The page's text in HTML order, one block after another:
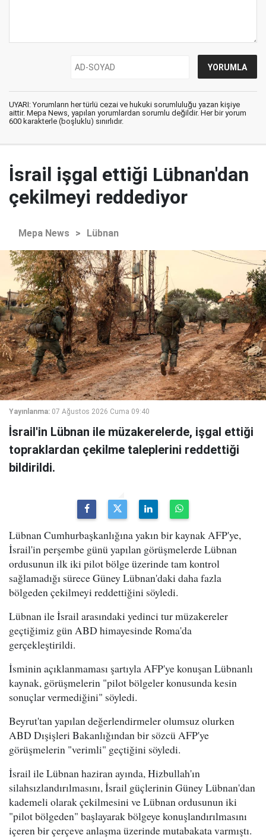
UYARI: Yorumların her türlü cezai ve hukuki sorumluluğu yazan kişiye
aittir. Mepa News, yapılan yorumlardan sorumlu değildir. Her bir yorum
600 karakterle (boşluklu) sınırlıdır.
İsrail işgal ettiği Lübnan'dan
çekilmeyi reddediyor
Mepa News > Lübnan
Yayınlanma: 07 Ağustos 2026 Cuma 09:40
İsrail'in Lübnan ile müzakerelerde, işgal ettiği
topraklardan çekilme taleplerini reddettiği
bildirildi.
Lübnan Cumhurbaşkanlığına yakın bir kaynak AFP'ye,
İsrail'in perşembe günü yapılan görüşmelerde Lübnan
ordusunun ilk iki pilot bölge üzerinde tam kontrol
sağlamadığı sürece Güney Lübnan'daki daha fazla
bölgeden çekilmeyi reddettiğini söyledi.
Lübnan ile İsrail arasındaki yedinci tur müzakereler
geçtiğimiz gün ABD himayesinde Roma'da
gerçekleştirildi.
İsminin açıklanmaması şartıyla AFP'ye konuşan Lübnanlı
kaynak, görüşmelerin "pilot bölgeler konusunda kesin
sonuçlar vermediğini" söyledi.
Beyrut'tan yapılan değerlendirmeler olumsuz olurken
ABD Dışişleri Bakanlığından bir sözcü AFP'ye
görüşmelerin "verimli" geçtiğini söyledi.
İsrail ile Lübnan haziran ayında, Hizbullah'ın
silahsızlandırılmasını, İsrail güçlerinin Güney Lübnan'dan
kademeli olarak çekilmesini ve Lübnan ordusunun iki
"pilot bölgeden" başlayarak bölgeye konuşlandırılmasını
içeren bir çerçeve anlaşma üzerinde mutabakata varmıştı.